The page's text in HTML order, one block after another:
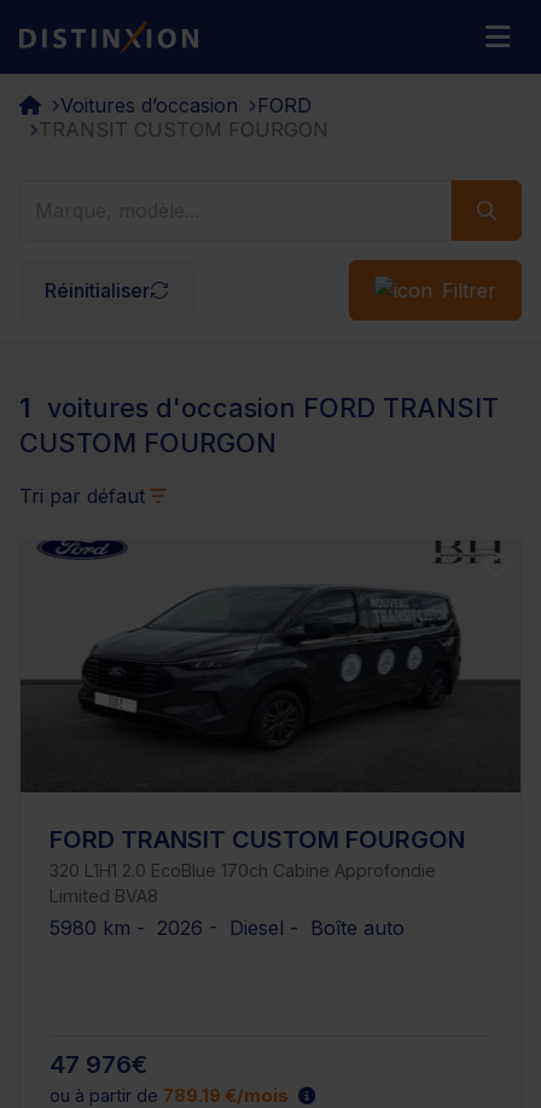
Distinxion
Voitures d’occasion
FORD
TRANSIT CUSTOM FOURGON
Réinitialiser Filtrer
1
voitures d'occasion FORD TRANSIT
CUSTOM FOURGON
Tri par défaut
FORD TRANSIT CUSTOM FOURGON
320 L1H1 2.0 EcoBlue 170ch Cabine Approfondie
Limited BVA8
5980 km - 2026 - Diesel - Boîte auto
47 976€
ou à partir de 789.19 €/mois